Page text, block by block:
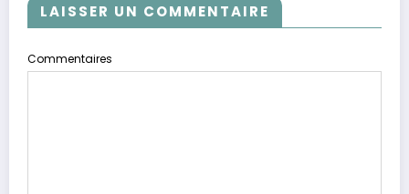
LAISSER UN COMMENTAIRE
Commentaires